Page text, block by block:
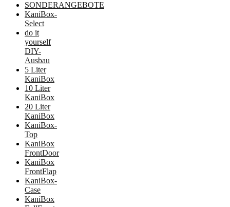
SONDERANGEBOTE
KaniBox-
Select
do it
yourself
DIY-
Ausbau
5 Liter
KaniBox
10 Liter
KaniBox
20 Liter
KaniBox
KaniBox-
Top
KaniBox
FrontDoor
KaniBox
FrontFlap
KaniBox-
Case
KaniBox